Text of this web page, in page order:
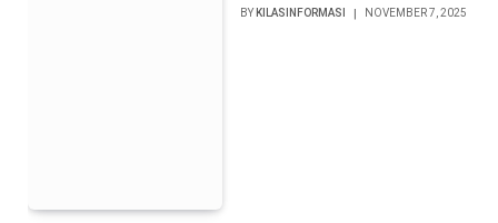
BY KILASINFORMASI NOVEMBER 7, 2025